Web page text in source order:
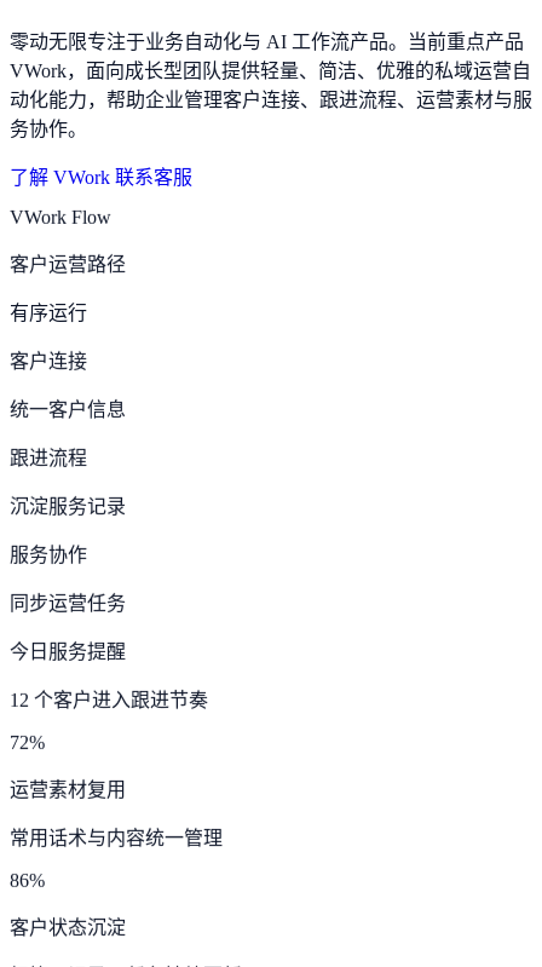
零动无限专注于业务自动化与 AI 工作流产品。当前重点产品
VWork，面向成长型团队提供轻量、简洁、优雅的私域运营自
动化能力，帮助企业管理客户连接、跟进流程、运营素材与服
务协作。
了解 VWork 联系客服
VWork Flow
客户运营路径
有序运行
客户连接
统一客户信息
跟进流程
沉淀服务记录
服务协作
同步运营任务
今日服务提醒
12 个客户进入跟进节奏
72%
运营素材复用
常用话术与内容统一管理
86%
客户状态沉淀